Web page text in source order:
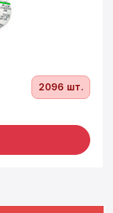
2096 шт.